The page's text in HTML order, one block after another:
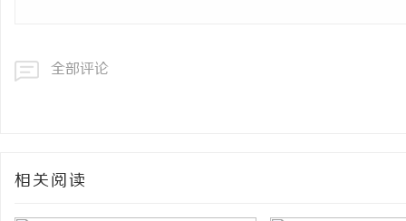
全部评论
相关阅读